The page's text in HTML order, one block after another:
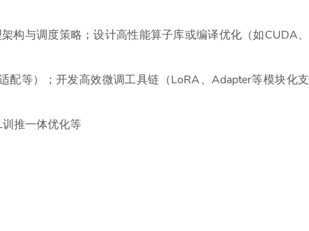
构与调度策略；设计高性能算子库或编译优化（如CUDA、
等）；开发高效微调工具链（LoRA、Adapter等模块化支
计、RL训推一体优化等